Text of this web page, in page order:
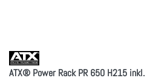
ATX® Power Rack PR 650 H215